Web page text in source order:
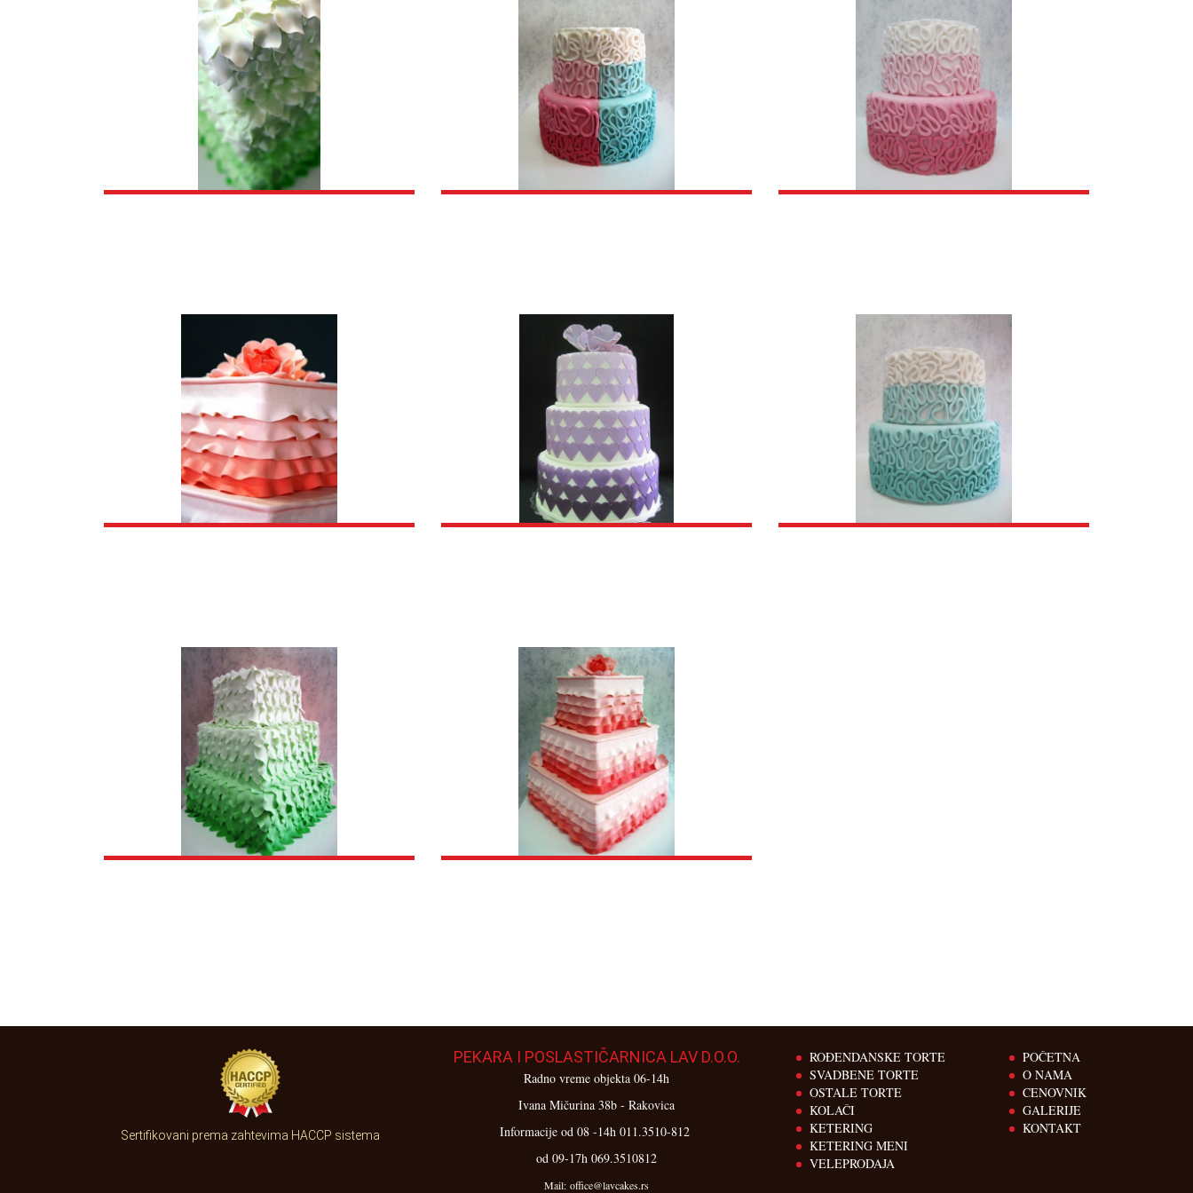
CRNO BELE SVADBENE TORTE DEZERTI
SLATKI ZALOGAJI
KETERING ZA POSLOVNE PRIJEME
KETERING ZA RAZLIČITE PRILIKE
KETERING ZA FIRME
SALATE
DEČIJI MENI
Sertifikovani prema zahtevima HACCP sistema
PEKARA I POSLASTIČARNICA LAV D.O.O.
Radno vreme objekta 06-14h
Ivana Mičurina 38b - Rakovica
Informacije od 08 -14h 011.3510-812
od 09-17h 069.3510812
Mail: office@lavcakes.rs
ROĐENDANSKE TORTE
SVADBENE TORTE
OSTALE TORTE
KOLAČI
KETERING
KETERING MENI
VELEPRODAJA
POČETNA
O NAMA
CENOVNIK
GALERIJE
KONTAKT